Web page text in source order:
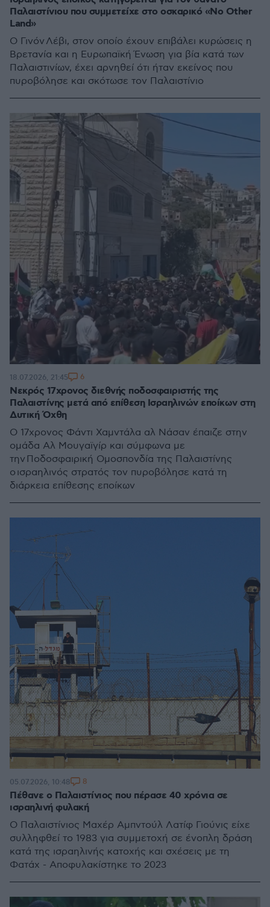
Παλαιστίνιου που συμμετείχε στο οσκαρικό «No Other
Land»
Ο Γινόν Λέβι, στον οποίο έχουν επιβάλει κυρώσεις η
Βρετανία και η Ευρωπαϊκή Ένωση για βία κατά των
Παλαιστινίων, έχει αρνηθεί ότι ήταν εκείνος που
πυροβόλησε και σκότωσε τον Παλαιστίνιο
Νεκρός 17χρονος διεθνής ποδοσφαιριστής της
Παλαιστίνης μετά από επίθεση Ισραηλινών εποίκων στη
Δυτική Όχθη
Ο 17χρονος Φάντι Χαμντάλα αλ Νάσαν έπαιζε στην
ομάδα Αλ Μουγαϊγίρ και σύμφωνα με
την Ποδοσφαιρική Ομοσπονδία της Παλαιστίνης
ο ισραηλινός στρατός τον πυροβόλησε κατά τη
διάρκεια επίθεσης εποίκων
18.07.2026, 21:45 6
Πέθανε ο Παλαιστίνιος που πέρασε 40 χρόνια σε
ισραηλινή φυλακή
Ο Παλαιστίνιος Μαχέρ Αμπντούλ Λατίφ Γιούνις είχε
συλληφθεί το 1983 για συμμετοχή σε ένοπλη δράση
κατά της ισραηλινής κατοχής και σχέσεις με τη
Φατάχ - Αποφυλακίστηκε το 2023
05.07.2026, 10:48 8